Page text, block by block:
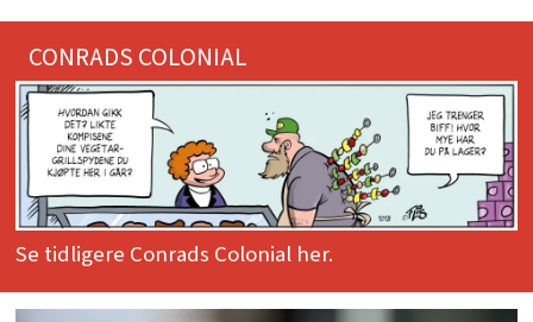
CONRADS COLONIAL
Se tidligere Conrads Colonial her.